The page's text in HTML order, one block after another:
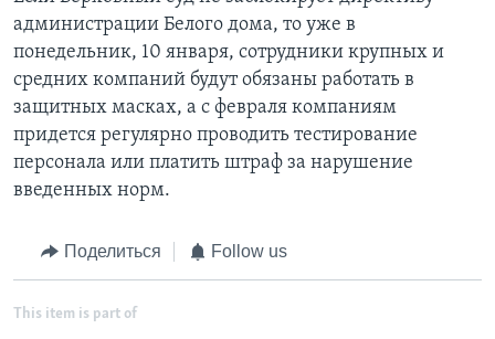
администрации Белого дома, то уже в
понедельник, 10 января, сотрудники крупных и
средних компаний будут обязаны работать в
защитных масках, а с февраля компаниям
придется регулярно проводить тестирование
персонала или платить штраф за нарушение
введенных норм.
Поделиться Follow us
This item is part of